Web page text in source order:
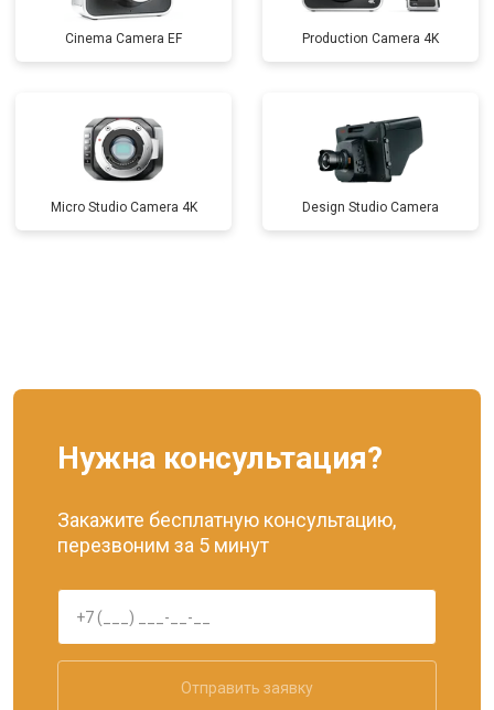
Cinema Camera EF Production Camera 4K
Micro Studio Camera 4K Design Studio Camera
Нужна консультация?
Закажите бесплатную консультацию,
перезвоним за 5 минут
Отправить заявку